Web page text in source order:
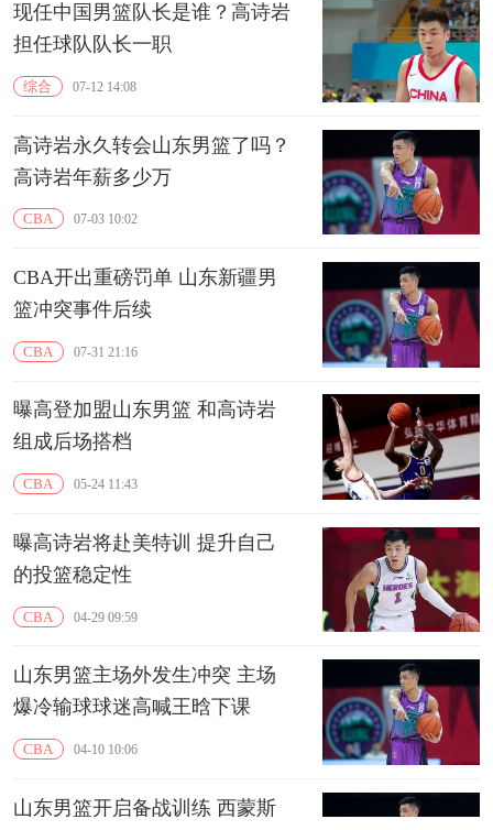
现任中国男篮队长是谁？高诗岩
担任球队队长一职
综合 07-12 14:08
高诗岩永久转会山东男篮了吗？
高诗岩年薪多少万
CBA 07-03 10:02
CBA开出重磅罚单 山东新疆男
篮冲突事件后续
CBA 07-31 21:16
曝高登加盟山东男篮 和高诗岩
组成后场搭档
CBA 05-24 11:43
曝高诗岩将赴美特训 提升自己
的投篮稳定性
CBA 04-29 09:59
山东男篮主场外发生冲突 主场
爆冷输球球迷高喊王晗下课
CBA 04-10 10:06
山东男篮开启备战训练 西蒙斯